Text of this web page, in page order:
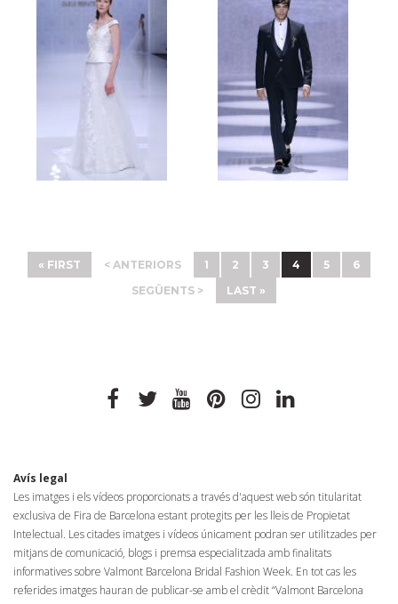
« FIRST < ANTERIORS 1 2 3 4 5
6
SEGÜENTS >
LAST »
Avís legal
Les imatges i els vídeos proporcionats a través d'aquest web són titularitat
exclusiva de Fira de Barcelona estant protegits per les lleis de Propietat
Intelectual. Les citades imatges i vídeos únicament podran ser utilitzades per
mitjans de comunicació, blogs i premsa especialitzada amb finalitats
informatives sobre Valmont Barcelona Bridal Fashion Week. En tot cas les
referides imatges hauran de publicar-se amb el crèdit “Valmont Barcelona